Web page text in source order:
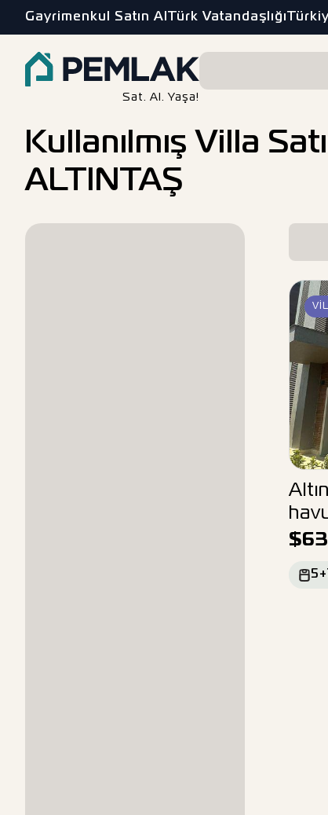
Gayrimenkul Satın Al Türk Vatandaşlığı
Sat. Al. Yaşa!
Kullanılmış Villa
ALTINTAŞ
$
5+1